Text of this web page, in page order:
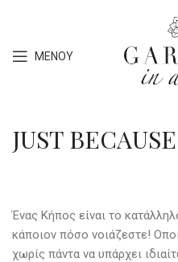
ΜΕΝΟΎ
JUST BECAUSE
Ένας Κήπος είναι το
κάποιον πόσο νοιάζεστε!
χωρίς πάντα να υπάρχει